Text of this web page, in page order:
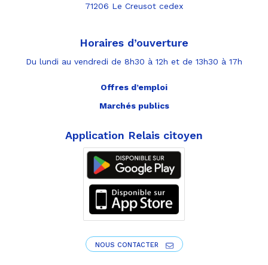
71206 Le Creusot cedex
Horaires d’ouverture
Du lundi au vendredi de 8h30 à 12h et de 13h30 à 17h
Offres d’emploi
Marchés publics
Application Relais citoyen
NOUS CONTACTER